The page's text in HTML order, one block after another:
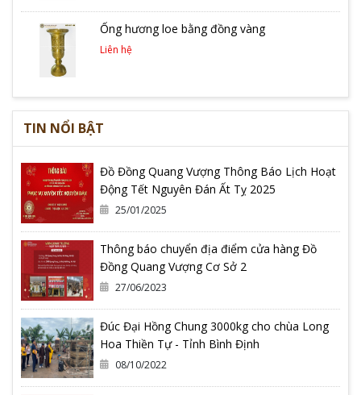
Ống hương loe bằng đồng vàng
Liên hệ
TIN NỔI BẬT
Đồ Đồng Quang Vượng Thông Báo Lịch Hoạt
Động Tết Nguyên Đán Ất Tỵ 2025
25/01/2025
Thông báo chuyển địa điểm cửa hàng Đồ
Đồng Quang Vượng Cơ Sở 2
27/06/2023
Đúc Đại Hồng Chung 3000kg cho chùa Long
Hoa Thiền Tự - Tỉnh Bình Định
08/10/2022